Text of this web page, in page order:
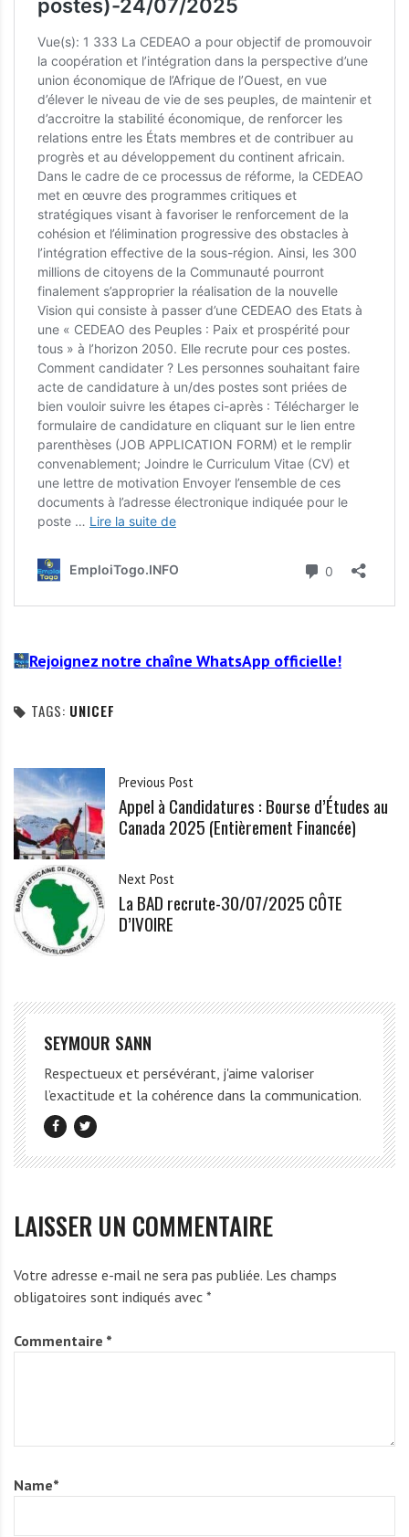
Rejoignez notre chaîne WhatsApp officielle!
TAGS: UNICEF
Previous Post
Appel à Candidatures : Bourse d’Études au
Canada 2025 (Entièrement Financée)
Next Post
La BAD recrute-30/07/2025 CÔTE
D’IVOIRE
SEYMOUR SANN
Respectueux et persévérant, j'aime valoriser
l’exactitude et la cohérence dans la communication.
LAISSER UN COMMENTAIRE
Votre adresse e-mail ne sera pas publiée. Les champs
obligatoires sont indiqués avec *
Commentaire *
Name*